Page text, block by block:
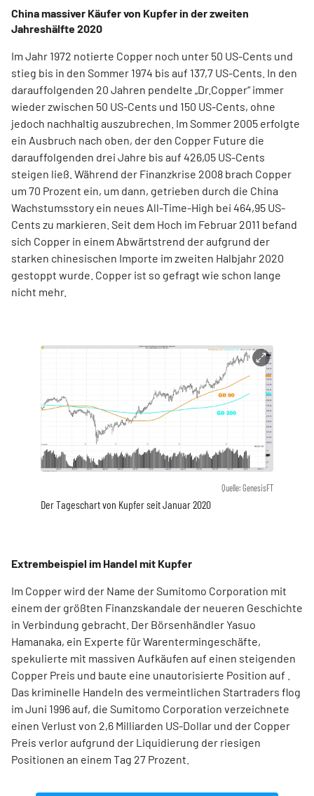
China massiver Käufer von Kupfer in der zweiten
Jahreshälfte 2020
Im Jahr 1972 notierte Copper noch unter 50 US-Cents und
stieg bis in den Sommer 1974 bis auf 137,7 US-Cents. In den
darauffolgenden 20 Jahren pendelte „Dr.Copper“ immer
wieder zwischen 50 US-Cents und 150 US-Cents, ohne
jedoch nachhaltig auszubrechen. Im Sommer 2005 erfolgte
ein Ausbruch nach oben, der den Copper Future die
darauffolgenden drei Jahre bis auf 426,05 US-Cents
steigen ließ. Während der Finanzkrise 2008 brach Copper
um 70 Prozent ein, um dann, getrieben durch die China
Wachstumsstory ein neues All-Time-High bei 464,95 US-
Cents zu markieren. Seit dem Hoch im Februar 2011 befand
sich Copper in einem Abwärtstrend der aufgrund der
starken chinesischen Importe im zweiten Halbjahr 2020
gestoppt wurde. Copper ist so gefragt wie schon lange
nicht mehr.
Quelle: GenesisFT
Der Tageschart von Kupfer seit Januar 2020
Extrembeispiel im Handel mit Kupfer
Im Copper wird der Name der Sumitomo Corporation mit
einem der größten Finanzskandale der neueren Geschichte
in Verbindung gebracht. Der Börsenhändler Yasuo
Hamanaka, ein Experte für Warentermingeschäfte,
spekulierte mit massiven Aufkäufen auf einen steigenden
Copper Preis und baute eine unautorisierte Position auf .
Das kriminelle Handeln des vermeintlichen Startraders flog
im Juni 1996 auf, die Sumitomo Corporation verzeichnete
einen Verlust von 2,6 Milliarden US-Dollar und der Copper
Preis verlor aufgrund der Liquidierung der riesigen
Positionen an einem Tag 27 Prozent.